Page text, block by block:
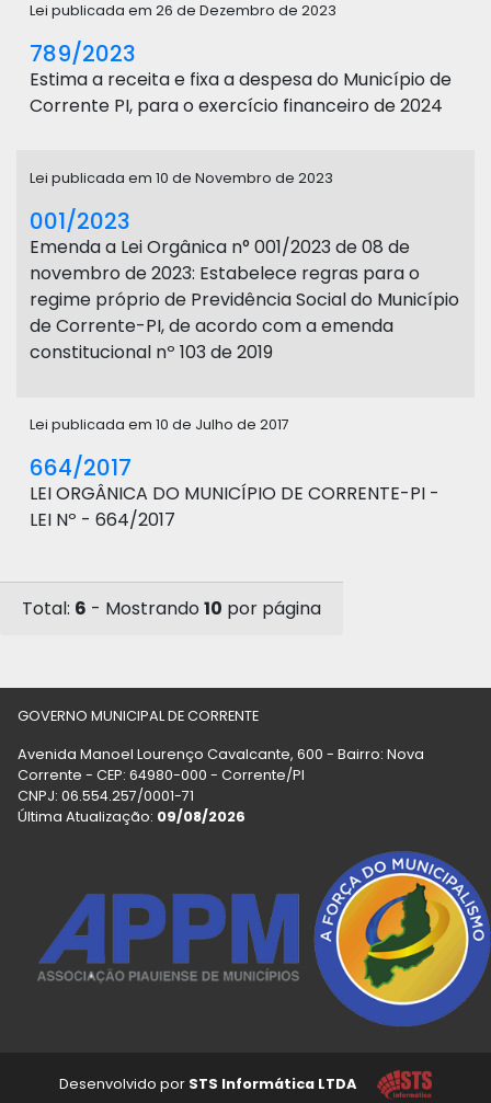
Lei publicada em 26 de Dezembro de 2023
789/2023
Estima a receita e fixa a despesa do Município de
Corrente PI, para o exercício financeiro de 2024
Lei publicada em 10 de Novembro de 2023
001/2023
Emenda a Lei Orgânica n° 001/2023 de 08 de
novembro de 2023: Estabelece regras para o
regime próprio de Previdência Social do Município
de Corrente-PI, de acordo com a emenda
constitucional nº 103 de 2019
Lei publicada em 10 de Julho de 2017
664/2017
LEI ORGÂNICA DO MUNICÍPIO DE CORRENTE-PI -
LEI Nº - 664/2017
Total: 6 - Mostrando 10 por página
GOVERNO MUNICIPAL DE CORRENTE
Avenida Manoel Lourenço Cavalcante, 600 - Bairro: Nova
Corrente - CEP: 64980-000 - Corrente/PI
CNPJ: 06.554.257/0001-71
Última Atualização: 09/08/2026
Desenvolvido por STS Informática LTDA